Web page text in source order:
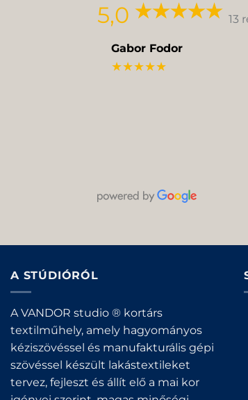
5,0 13
Gabor Fodor
★★★★★
A STÚDIÓRÓL
A VANDOR studio ® kortárs
textilműhely, amely hagyományos
kéziszövéssel és manufakturális gépi
szövéssel készült lakástextileket
tervez, fejleszt és állít elő a mai kor